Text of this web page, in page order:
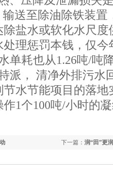
送至除油除铁装置
盐水或软化水尺度
理惩罚本钱，仅今
单耗也从1.26吨/吨
派， 清净外排污水
水节能项目的落地
1个100吨/小时的
下一篇： 润“田”更